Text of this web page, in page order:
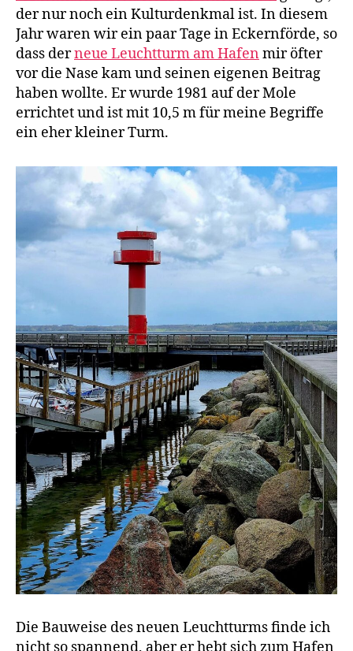
der nur noch ein Kulturdenkmal ist. In diesem
Jahr waren wir ein paar Tage in Eckernförde, so
dass derneue Leuchtturm am Hafen mir öfter
vor die Nase kam und seinen eigenen Beitrag
haben wollte. Er wurde 1981 auf der Mole
errichtet und ist mit 10,5 m für meine Begriffe
ein eher kleiner Turm.
Die Bauweise des neuen Leuchtturms finde ich